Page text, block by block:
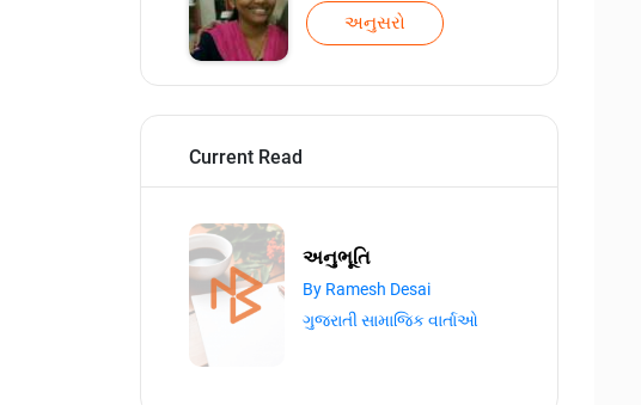
અનુસરો
Current Read
અનુભૂતિ
By Ramesh Desai
ગુજરાતી સામાજિક વાર્તાઓ